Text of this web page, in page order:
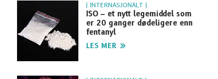
| INTERNASJONALT |
ISO – et nytt legemiddel som
er 20 ganger dødeligere enn
fentanyl
LES MER